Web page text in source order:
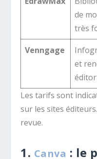
de
très
Venngage
et
Les tarifs sont
sur les sites
revue.
1. Canva : le